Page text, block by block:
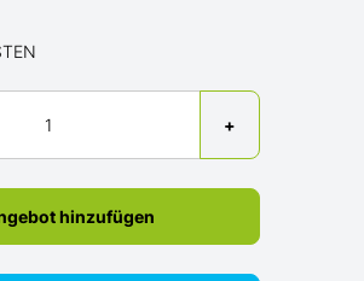
+
hinzufügen